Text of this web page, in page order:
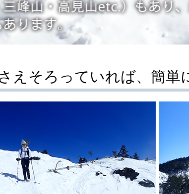
えそろっていれば、簡単